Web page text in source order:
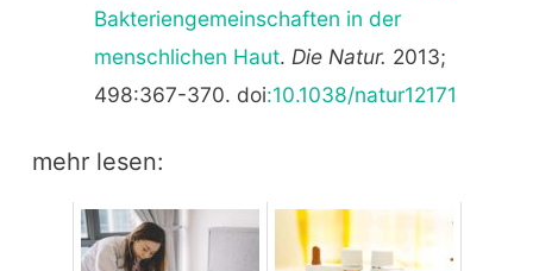
Bakteriengemeinschaften in der
menschlichen Haut. Die Natur. 2013;
498:367-370. doi:10.1038/natur12171
mehr lesen: